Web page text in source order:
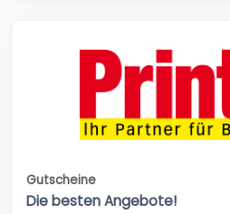
Gutscheine
Die besten Angebote!